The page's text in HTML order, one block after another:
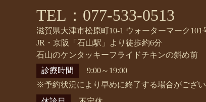
TEL：077-533-0513
滋賀県大津市松原町10-1 ウォーターマーク101
JR・京阪「石山駅」より徒歩約6分
石山のケンタッキーフライドチキンの斜め前
診療時間
9:00～19:00
※予約状況により早めに終了する場合がござ